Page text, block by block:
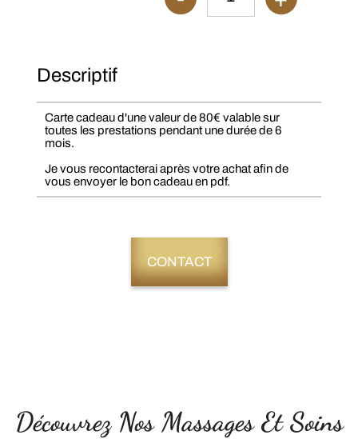
Descriptif
Carte cadeau d'une valeur de 80€ valable sur
toutes les prestations pendant une durée de 6
mois.
Je vous recontacterai après votre achat afin de
vous envoyer le bon cadeau en pdf.
CONTACT
Découvrez Nos Massages Et Soins